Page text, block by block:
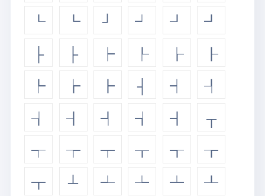
┖
┗ ┘ ┙ ┚
┛
├
├ ┝ ┞ ┟
┠
┡
┢ ┣ ┤ ┥
┦
┧
┨ ┩ ┪ ┫
┬
┭
┮ ┯ ┰ ┱
┲
┳
┴ ┵ ┶ ┷ ┸